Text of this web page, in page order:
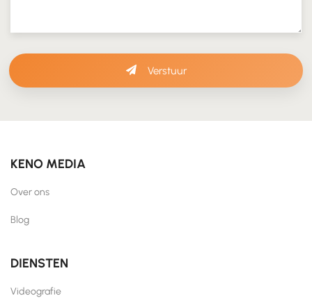
Verstuur
KENO MEDIA
Over ons
Blog
DIENSTEN
Videografie